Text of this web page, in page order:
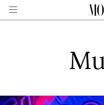
MONARCHIJA